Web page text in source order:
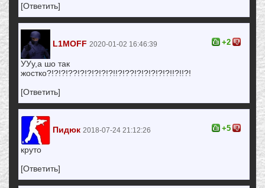
[Ответить]
L1MOFF 2020-01-02 16:46:39
УУу,а шо так
жостко?!?!?!??!?!?!?!?!?!!?!??!?!?!?!?!?!!?!!?!
[Ответить]
+2
Пидюк 2018-07-24 21:12:26
круто
[Ответить]
+5